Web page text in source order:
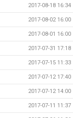
2017-08-18 16:34
2017-08-02 16:00
2017-08-01 16:00
2017-07-31 17:18
2017-07-15 11:33
2017-07-12 17:40
2017-07-12 14:00
2017-07-11 11:37